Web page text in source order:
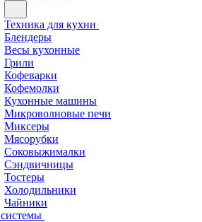
Техника для кухни
Блендеры
Весы кухонные
Грили
Кофеварки
Кофемолки
Кухонные машины
Микроволновые печи
Миксеры
Мясорубки
Соковыжималки
Сэндвичницы
Тостеры
Холодильники
Чайники